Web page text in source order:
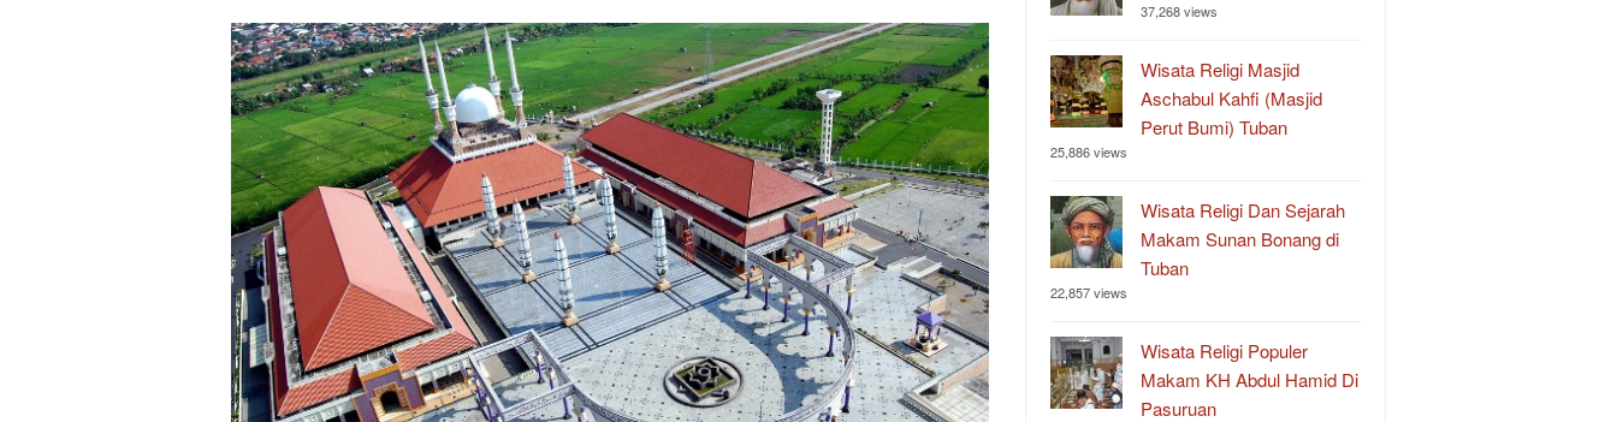
37,268 views
Wisata Religi Masjid
Aschabul Kahfi (Masjid
Perut Bumi) Tuban
25,886 views
Wisata Religi Dan Sejarah
Makam Sunan Bonang di
Tuban
22,857 views
Wisata Religi Populer
Makam KH Abdul Hamid Di
Pasuruan